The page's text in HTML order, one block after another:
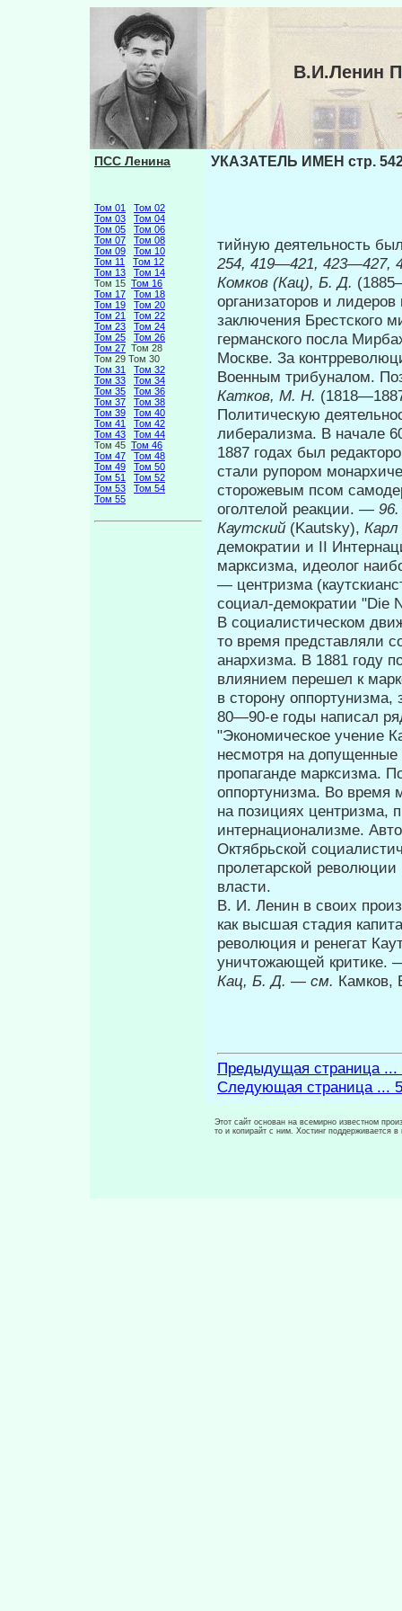
В.И.Ленин
ПСС Ленина
Том 01
Том 02
Том 03
Том 04
Том 05
Том 06
Том 07
Том 08
Том 09
Том 10
Том 11
Том 12
Том 13
Том 14
Том 15 Том 16
Том 17
Том 18
Том 19
Том 20
Том 21
Том 22
Том 23
Том 24
Том 25
Том 26
Том 27 Том 28
Том 29 Том 30
Том 31
Том 32
Том 33
Том 34
Том 35
Том 36
Том 37
Том 38
Том 39
Том 40
Том 41
Том 42
Том 43
Том 44
Том 45 Том 46
Том 47
Том 48
Том 49
Том 50
Том 51
Том 52
Том 53
Том 54
Том 55
УКАЗАТЕЛЬ ИМЕН стр.
тийную деятельность
254, 419—421, 423—427,
Комков (Кац), Б. Д.
организаторов и
заключения Брестского
германского посла
Москве. За
Военным трибуналом.
Катков, М. Н.
Политическую
либерализма. В начале
1887 годах был
стали рупором
сторожевым псом
оголтелой реакции. — 96.
Каутский (Kautsky), Карл
демократии и II
марксизма, идеолог
— центризма
социал-демократии "Die
В социалистическом
то время представляли
анархизма. В 1881 году
влиянием перешел к
в сторону оппортунизма,
80—90-е годы написал
"Экономическое учение
несмотря на
пропаган­де марксизма.
оппортунизма. Во время
на позициях центризма,
интернационализме.
Октябрьской
пролетарской революции
власти.
В. И. Ленин в своих
как высшая стадия
революция и ренегат
уничтожающей критике.
Кац, Б. Д. — см. Камков,
Предыдущая страница ...
Следующая страница ...
Этот сайт основан на всемирно известном
то и копирайт с ним. Хостинг поддерживается